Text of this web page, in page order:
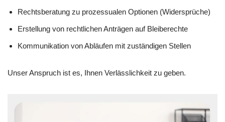
Rechtsberatung zu prozessualen Optionen (Widersprüche)
Erstellung von rechtlichen Anträgen auf Bleiberechte
Kommunikation von Abläufen mit zuständigen Stellen
Unser Anspruch ist es, Ihnen Verlässlichkeit zu geben.